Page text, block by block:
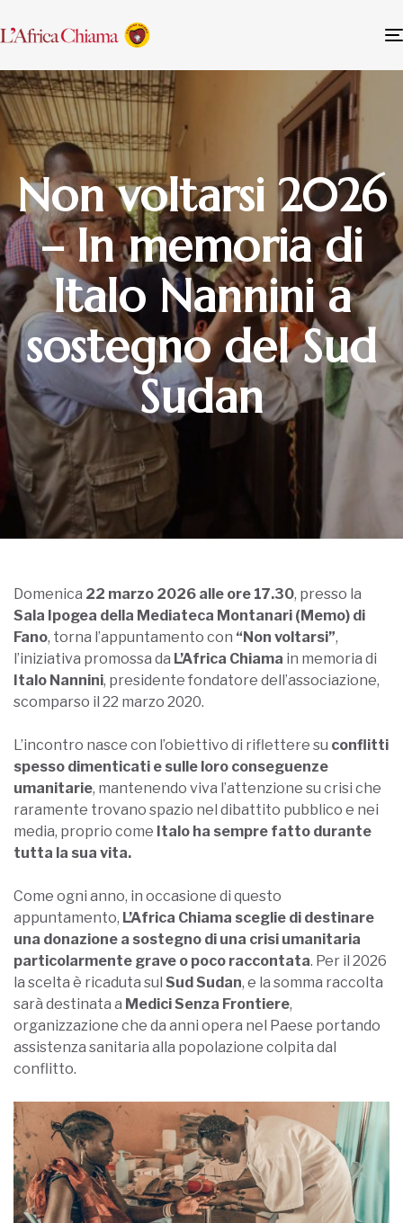
Non voltarsi 2026
– In memoria di
Italo Nannini a
sostegno del Sud
Sudan
Domenica 22 marzo 2026 alle ore 17.30, presso la
Sala Ipogea della Mediateca Montanari (Memo) di
Fano, torna l’appuntamento con “Non voltarsi”,
l’iniziativa promossa da L’Africa Chiama in memoria di
Italo Nannini, presidente fondatore dell’associazione,
scomparso il 22 marzo 2020.
L’incontro nasce con l’obiettivo di riflettere su conflitti
spesso dimenticati e sulle loro conseguenze
umanitarie, mantenendo viva l’attenzione su crisi che
raramente trovano spazio nel dibattito pubblico e nei
media, proprio come Italo ha sempre fatto durante
tutta la sua vita.
Come ogni anno, in occasione di questo
appuntamento, L’Africa Chiama sceglie di destinare
una donazione a sostegno di una crisi umanitaria
particolarmente grave o poco raccontata. Per il 2026
la scelta è ricaduta sul Sud Sudan, e la somma raccolta
sarà destinata a Medici Senza Frontiere,
organizzazione che da anni opera nel Paese portando
assistenza sanitaria alla popolazione colpita dal
conflitto.